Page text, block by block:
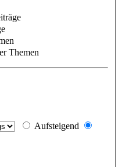
Themen
Aufsteigend